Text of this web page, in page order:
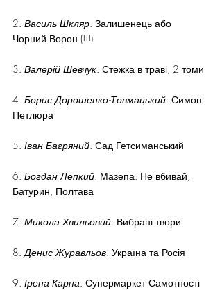
2. Василь Шкляр. Залишенець або
Чорний Ворон (!!!)
3. Валерій Шевчук. Стежка в траві, 2 томи
4. Борис Дорошенко-Товмацький. Симон
Петлюра
5. Іван Багряний. Сад Гетсиманський
6. Богдан Лепкий. Мазепа: Не вбивай,
Батурин, Полтава
7. Микола Хвильовий. Вибрані твори
8. Денис Журавльов. Україна та Росія
9. Ірена Карпа. Супермаркет Самотності